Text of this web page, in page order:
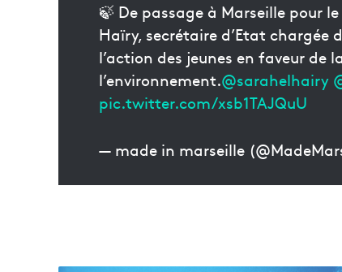
🍃 De passage à Marseille pour
Haïry, secrétaire d’Etat chargée
l’action des jeunes en faveur de
l’environnement.@sarahelhairy
pic.twitter.com/xsb1TAJQuU
— made in marseille